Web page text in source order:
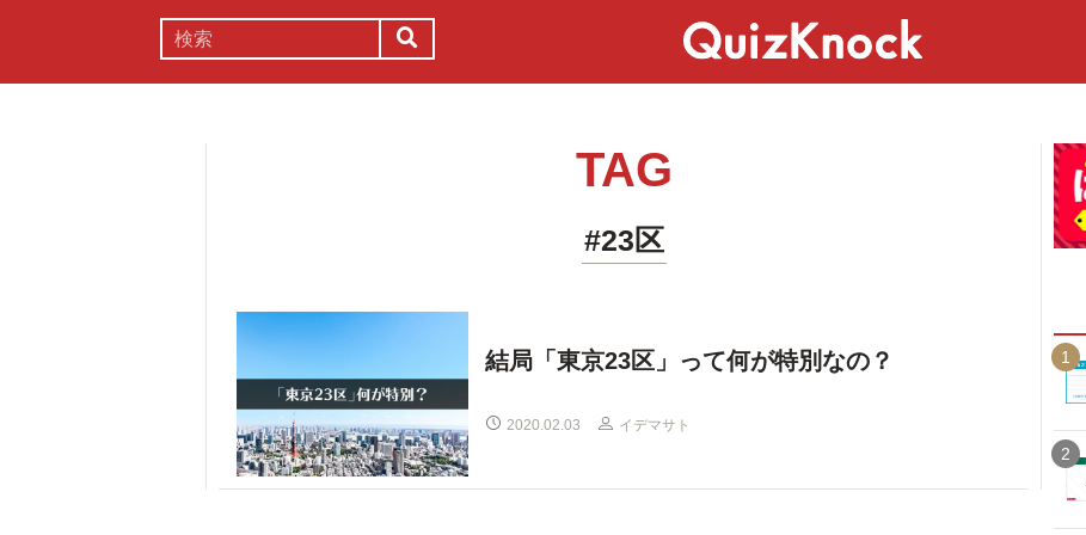
TAG
#23区
結局「東京23区」って何が特別なの？
2020.02.03 イデマサト
1
2